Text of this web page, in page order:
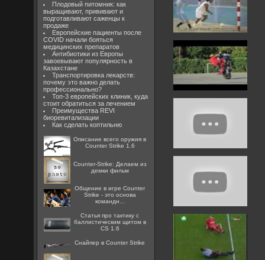
Плодовый питомник: как
выращивают, прививают и
подготавливают саженцы к
продаже
Европейские пациенты после
COVID начали бояться
медицинских препаратов
Антибиотики из Европы
завоевывают популярность в
Казахстане
Транспортировка лекарств:
почему это важно делать
профессионально?
Топ-3 европейских клиник, куда
стоит обратиться за лечением
Преимущества REVI
биоревитализации
Как сделать коптильню
Описание всего оружия в
Counter Strike 1.6
Counter-Strike: Делаем из
демки фильм
Общение в игре Counter
Strike - это основа
командн...
Статья про тактику с
баллистическим щитом в
CS 1.6
Снайпер в Counter Strike